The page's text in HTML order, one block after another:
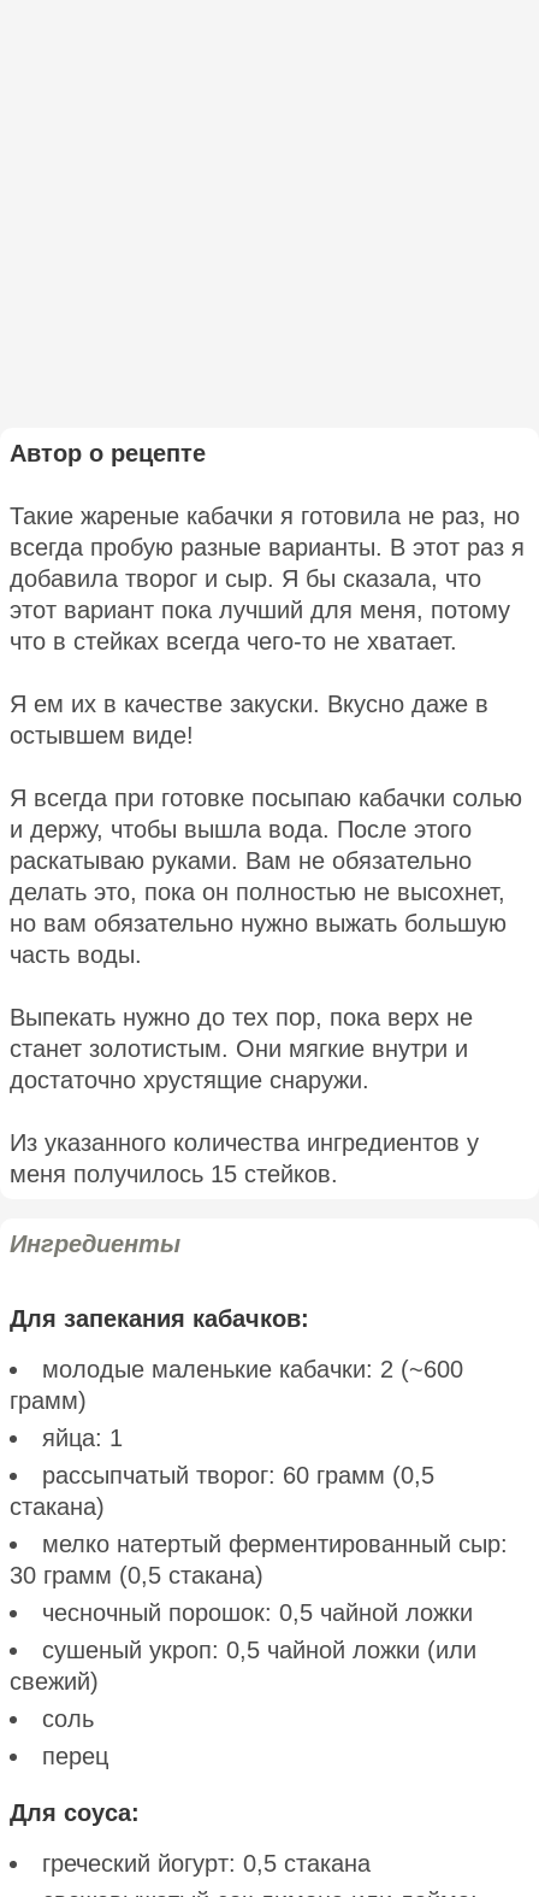
Автор о рецепте
Такие жареные кабачки я готовила не раз, но
всегда пробую разные варианты. В этот раз я
добавила творог и сыр. Я бы сказала, что
этот вариант пока лучший для меня, потому
что в стейках всегда чего-то не хватает.
Я ем их в качестве закуски. Вкусно даже в
остывшем виде!
Я всегда при готовке посыпаю кабачки солью
и держу, чтобы вышла вода. После этого
раскатываю руками. Вам не обязательно
делать это, пока он полностью не высохнет,
но вам обязательно нужно выжать большую
часть воды.
Выпекать нужно до тех пор, пока верх не
станет золотистым. Они мягкие внутри и
достаточно хрустящие снаружи.
Из указанного количества ингредиентов у
меня получилось 15 стейков.
Ингредиенты
Для запекания кабачков:
молодые маленькие кабачки: 2 (~600
грамм)
яйца: 1
рассыпчатый творог: 60 грамм (0,5
стакана)
мелко натертый ферментированный сыр:
30 грамм (0,5 стакана)
чесночный порошок: 0,5 чайной ложки
сушеный укроп: 0,5 чайной ложки (или
свежий)
соль
перец
Для соуса:
греческий йогурт: 0,5 стакана